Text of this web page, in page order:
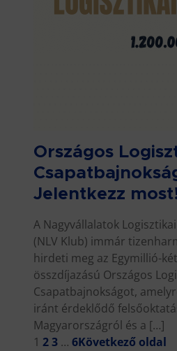
Országos
Jelentkezz
A Nagyvállalatok
(NLV Klub) immár
hirdeti meg az Egymillió-
összdíjazású Országos
Csapatbajnokságot,
iránt érdeklődő
Magyarországról és a […]
1 23 … 6Következő oldal